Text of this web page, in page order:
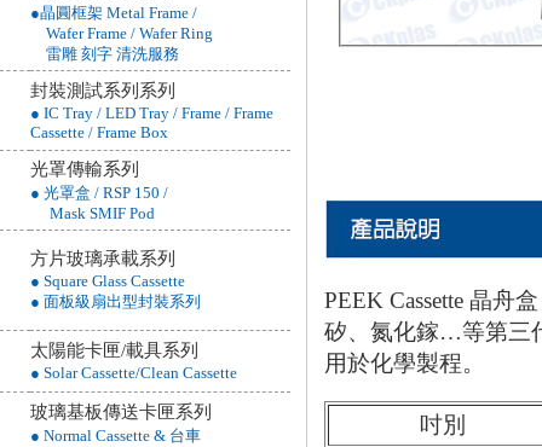
●晶圓框架 Metal Frame /
Wafer Frame / Wafer Ring
雷雕 刻字 清洗服務
封裝測試系列系列
● IC Tray / LED Tray / Frame / Frame
Cassette / Frame Box
光罩傳輸系列
● 光罩盒 / RSP 150 /
Mask SMIF Pod
方片玻璃承載系列
● Square Glass Cassette
● 面板級扇出型封裝系列
太陽能卡匣/載具系列
● Solar Cassette/Clean Cassette
玻璃基板傳送卡匣系列
● Normal Cassette & 台車
PEEK Cassette 晶舟
矽、氮化鎵…等第三
用於化學製程。
吋別